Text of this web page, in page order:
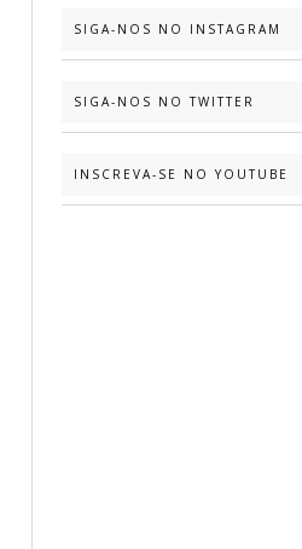
SIGA-NOS NO INSTAGRAM
SIGA-NOS NO TWITTER
INSCREVA-SE NO YOUTUBE